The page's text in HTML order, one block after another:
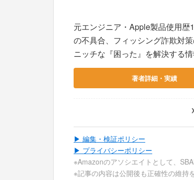
元エンジニア・Apple製品使用
の不具合、フィッシング詐欺対
ニッチな『困った』を解決する
著者詳細・実績
▶ 編集・検証ポリシー
▶ プライバシーポリシー
※Amazonのアソシエイトとして、
※記事の内容は公開後も正確性の維持